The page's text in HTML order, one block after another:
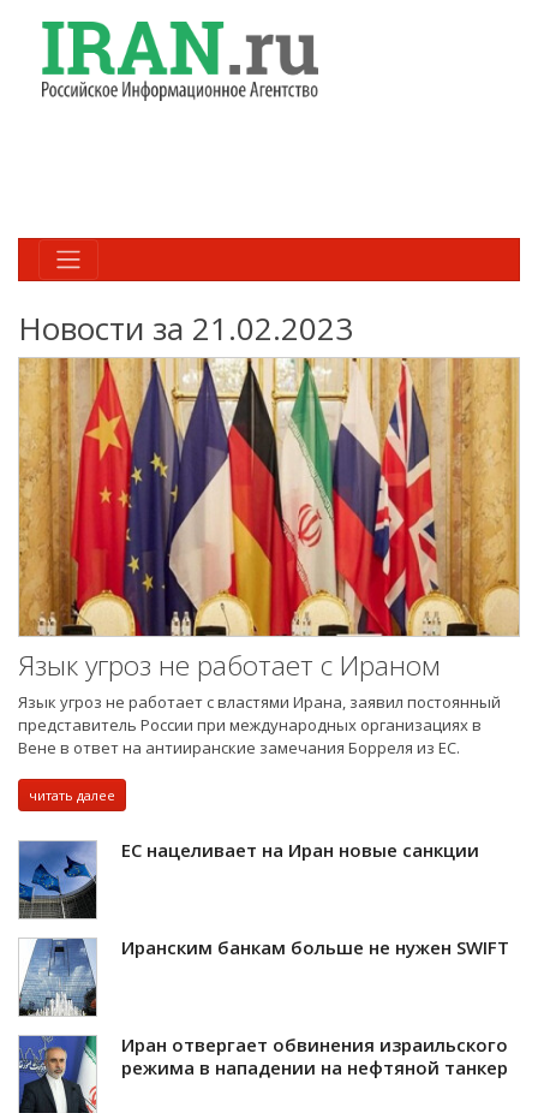
Новости за 21.02.2023
Язык угроз не работает с Ираном
Язык угроз не работает с властями Ирана, заявил постоянный
представитель России при международных организациях в
Вене в ответ на антииранские замечания Борреля из ЕС.
читать далее
ЕС нацеливает на Иран новые санкции
Иранским банкам больше не нужен SWIFT
Иран отвергает обвинения израильского
режима в нападении на нефтяной танкер